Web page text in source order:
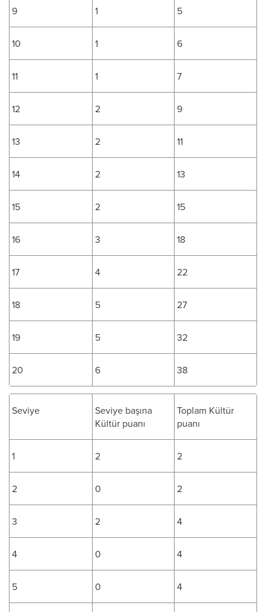
9 1 5
10 1 6
11 1 7
12 2 9
13 2 11
14 2 13
15 2 15
16 3 18
17 4 22
18 5 27
19 5 32
20 6 38
Seviye
Seviye başına
Kültür puanı
Toplam Kültür
puanı
1 2 2
2 0 2
3 2 4
4 0 4
5 0 4